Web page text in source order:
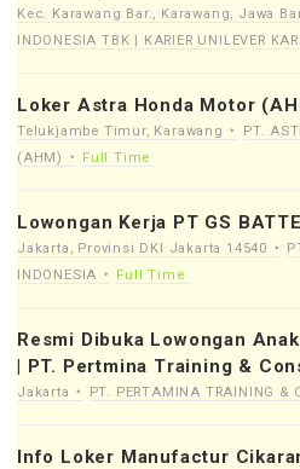
Kec. Karawang Bar., Karawang, Jawa
INDONESIA TBK | KARIER UNILEVER
Loker Astra Honda Motor
Telukjambe Timur, Karawang
PT.
(AHM)
Full Time
Lowongan Kerja PT GS
Jakarta, Provinsi DKI Jakarta 14540
INDONESIA
Full Time
Resmi Dibuka Lowongan
| PT. Pertmina Training &
Jakarta PT. PERTAMINA TRAINING &
Info Loker Manufactur